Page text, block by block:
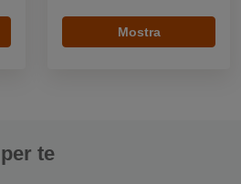
Mostra
te